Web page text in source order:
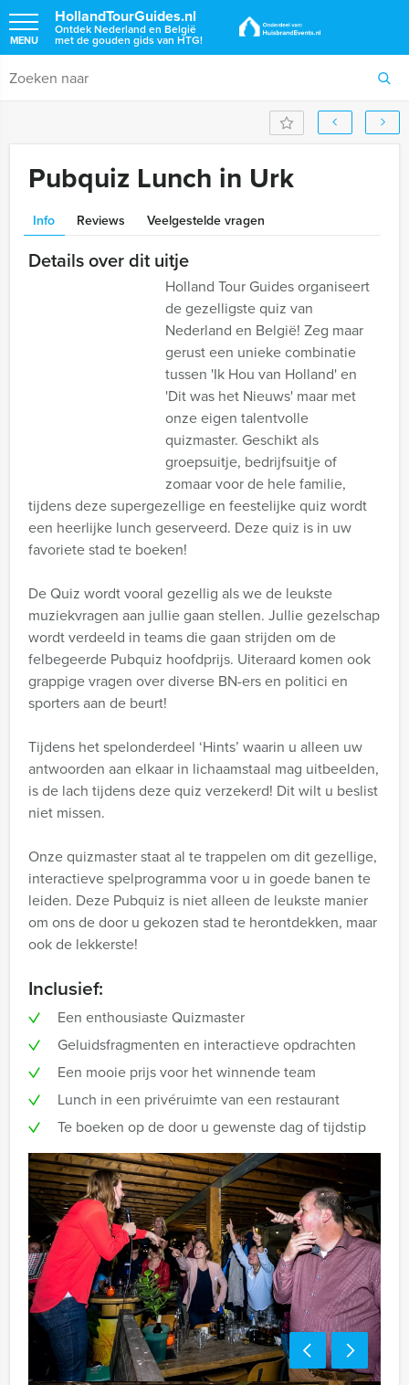
HollandTourGuides.nl
Ontdek Nederland en België
met de gouden gids van HTG!
MENU
Pubquiz Lunch in Urk
Info Reviews Veelgestelde vragen
Details over dit uitje
Holland Tour Guides organiseert
de gezelligste quiz van
Nederland en België! Zeg maar
gerust een unieke combinatie
tussen 'Ik Hou van Holland' en
'Dit was het Nieuws' maar met
onze eigen talentvolle
quizmaster. Geschikt als
groepsuitje, bedrijfsuitje of
zomaar voor de hele familie,
tijdens deze supergezellige en feestelijke quiz wordt
een heerlijke lunch geserveerd. Deze quiz is in uw
favoriete stad te boeken!
De Quiz wordt vooral gezellig als we de leukste
muziekvragen aan jullie gaan stellen. Jullie gezelschap
wordt verdeeld in teams die gaan strijden om de
felbegeerde Pubquiz hoofdprijs. Uiteraard komen ook
grappige vragen over diverse BN-ers en politici en
sporters aan de beurt!
Tijdens het spelonderdeel ‘Hints’ waarin u alleen uw
antwoorden aan elkaar in lichaamstaal mag uitbeelden,
is de lach tijdens deze quiz verzekerd! Dit wilt u beslist
niet missen.
Onze quizmaster staat al te trappelen om dit gezellige,
interactieve spelprogramma voor u in goede banen te
leiden. Deze Pubquiz is niet alleen de leukste manier
om ons de door u gekozen stad te herontdekken, maar
ook de lekkerste!
Inclusief:
Een enthousiaste Quizmaster
Geluidsfragmenten en interactieve opdrachten
Een mooie prijs voor het winnende team
Lunch in een privéruimte van een restaurant
Te boeken op de door u gewenste dag of tijdstip